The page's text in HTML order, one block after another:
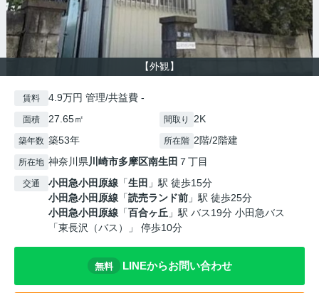
【外観】
賃料 4.9万円 管理/共益費 -
面積 27.65㎡ 間取り 2K
築年数 築53年 所在階 2階/2階建
所在地 神奈川県川崎市多摩区南生田 ７丁目
交通 小田急小田原線 「生田 」駅 徒歩15分
小田急小田原線 「読売ランド前 」駅 徒歩25分
小田急小田原線 「百合ヶ丘 」駅 バス19分 小田急バス
「東長沢（バス）」 停歩10分
無料 LINEからお問い合わせ